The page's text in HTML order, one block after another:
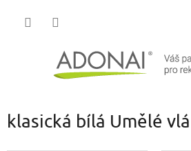
klasická bílá Umělé